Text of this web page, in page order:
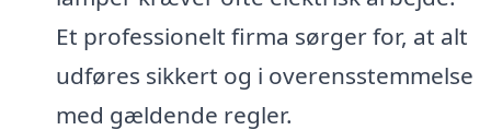
Et professionelt firma sørger for, at alt
udføres sikkert og i overensstemmelse
med gældende regler.